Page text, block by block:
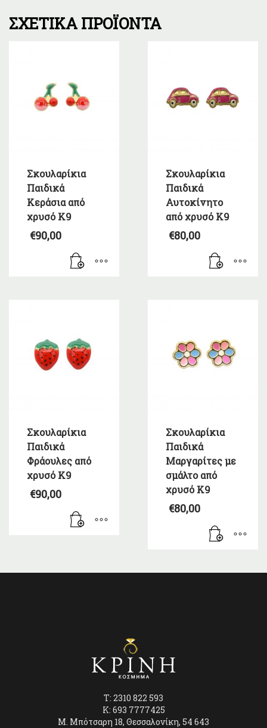
ΣΧΕΤΙΚΆ ΠΡΟΪΌΝΤΑ
Σκουλαρίκια
Παιδικά
Κεράσια από
χρυσό Κ9
€90,00
Σκουλαρίκια
Παιδικά
Αυτοκίνητο
από χρυσό Κ9
€80,00
Σκουλαρίκια
Παιδικά
Φράουλες από
χρυσό Κ9
€90,00
Σκουλαρίκια
Παιδικά
Μαργαρίτες με
σμάλτο από
χρυσό Κ9
€80,00
T: 2310 822 593
K: 693 7777425
Μ. Μπότσαρη 18, Θεσσαλονίκη, 54 643